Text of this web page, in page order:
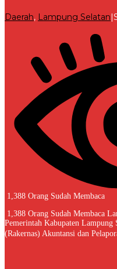
Daerah, Lampung Selatan
1,388 Orang Sudah Membaca
1,388 Orang Sudah Membaca
Pemerintah Kabupaten
(Rakernas) Akuntansi dan